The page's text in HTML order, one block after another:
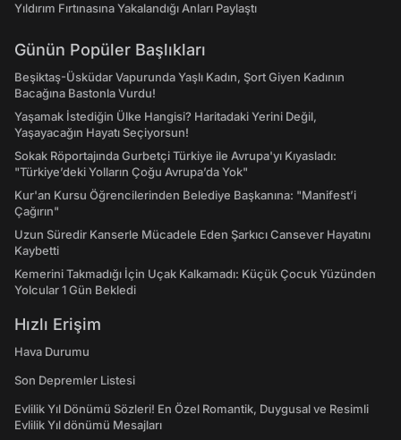
Yıldırım Fırtınasına Yakalandığı Anları Paylaştı
Günün Popüler Başlıkları
Beşiktaş-Üsküdar Vapurunda Yaşlı Kadın, Şort Giyen Kadının
Bacağına Bastonla Vurdu!
Yaşamak İstediğin Ülke Hangisi? Haritadaki Yerini Değil,
Yaşayacağın Hayatı Seçiyorsun!
Sokak Röportajında Gurbetçi Türkiye ile Avrupa'yı Kıyasladı:
"Türkiye’deki Yolların Çoğu Avrupa’da Yok"
Kur'an Kursu Öğrencilerinden Belediye Başkanına: "Manifest’i
Çağırın"
Uzun Süredir Kanserle Mücadele Eden Şarkıcı Cansever Hayatını
Kaybetti
Kemerini Takmadığı İçin Uçak Kalkamadı: Küçük Çocuk Yüzünden
Yolcular 1 Gün Bekledi
Hızlı Erişim
Hava Durumu
Son Depremler Listesi
Evlilik Yıl Dönümü Sözleri! En Özel Romantik, Duygusal ve Resimli
Evlilik Yıl dönümü Mesajları